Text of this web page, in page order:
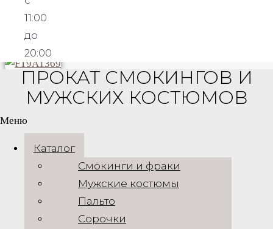
11:00
до
20:00
ПРОКАТ СМОКИНГОВ И
МУЖСКИХ КОСТЮМОВ
Меню
Каталог
Смокинги и фраки
Мужские костюмы
Пальто
Сорочки
ОТ 9990 РУБ. ЗА 3 ДНЯ
Прокат серого костюма
ROLAND
ОТ 9990 РУБ. ЗА 3 ДНЯ
Прокат коричневого костюма